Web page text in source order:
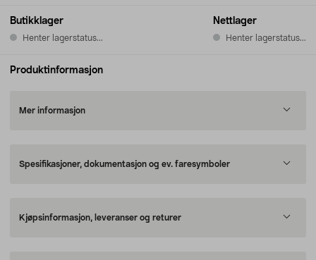
Butikklager
Henter lagerstatus...
Nettlager
Henter lagerstatus...
Produktinformasjon
Mer informasjon
Spesifikasjoner, dokumentasjon og ev. faresymboler
Kjøpsinformasjon, leveranser og returer